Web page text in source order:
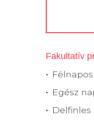
Fakultatív
Egész
Delfinles